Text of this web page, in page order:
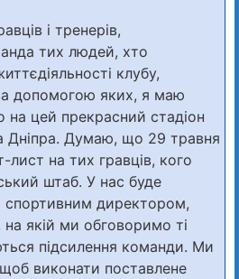
і тренерів,
тих людей, хто
клубу,
допомогою яких, я маю
цей прекрасний стадіон
Дніпра. Думаю, що 29 травня
лист на тих гравців, кого
штаб. У нас буде
спортивним директором,
якій ми обговоримо ті
підсилення команди. Ми
виконати поставлене